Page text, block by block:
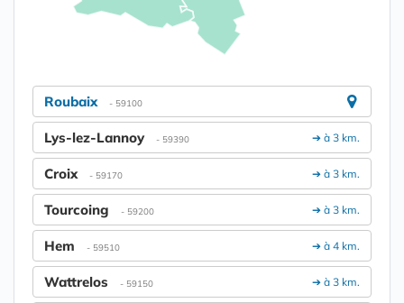
Roubaix - 59100
➔ à 3 km.
Lys-lez-Lannoy - 59390
➔ à 3 km.
Croix - 59170
➔ à 3 km.
Tourcoing - 59200
➔ à 4 km.
Hem - 59510
➔ à 3 km.
Wattrelos - 59150